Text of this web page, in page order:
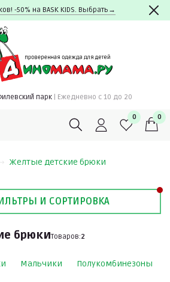
-50% на BASK KIDS. Выбрать→
парк | Ежедневно c 10 до 20
0 0
Желтые детские брюки
И СОРТИРОВКА
брюкиТоваров:2
Мальчики Полукомбинезоны